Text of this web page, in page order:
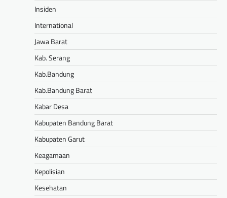
Insiden
International
Jawa Barat
Kab. Serang
Kab.Bandung
Kab.Bandung Barat
Kabar Desa
Kabupaten Bandung Barat
Kabupaten Garut
Keagamaan
Kepolisian
Kesehatan